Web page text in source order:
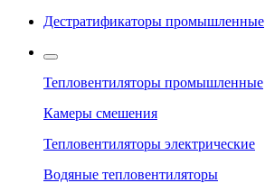
Дестратификаторы промышленные
Тепловентиляторы промышленные
Камеры смешения
Тепловентиляторы электрические
Водяные тепловентиляторы